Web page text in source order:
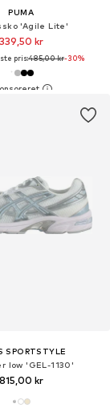
PUMA
'Agile Lite'
339,50 kr
pris:485,00 kr-30%
SPORTSTYLE
low 'GEL-1130'
815,00 kr